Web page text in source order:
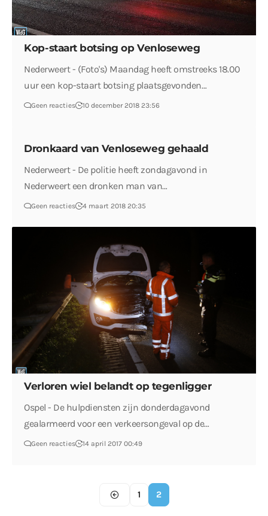
Kop-staart botsing op Venloseweg
Nederweert - (Foto's) Maandag heeft omstreeks 18.00
uur een kop-staart botsing plaatsgevonden…
Geen reacties 10 december 2018 23:56
Dronkaard van Venloseweg gehaald
Nederweert - De politie heeft zondagavond in
Nederweert een dronken man van…
Geen reacties 4 maart 2018 20:35
Verloren wiel belandt op tegenligger
Ospel - De hulpdiensten zijn donderdagavond
gealarmeerd voor een verkeersongeval op de…
Geen reacties 14 april 2017 00:49
1 2